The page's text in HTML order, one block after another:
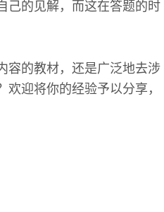
己的见解，而这在答题的时
容的教材，还是广泛地去涉
迎将你的经验予以分享，